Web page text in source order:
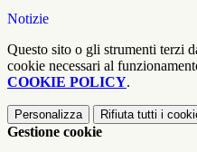
Notizie
Questo sito o gli strumenti terzi
cookie necessari al
COOKIE POLICY.
Personalizza Rifiuta tutti i
Gestione cookie